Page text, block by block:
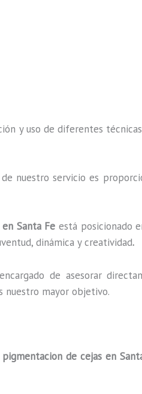
y uso de diferentes
nuestro servicio es
Santa Fe está posicionado
dinámica y creatividad.
de asesorar
nuestro mayor objetivo.
pigmentacion de cejas en